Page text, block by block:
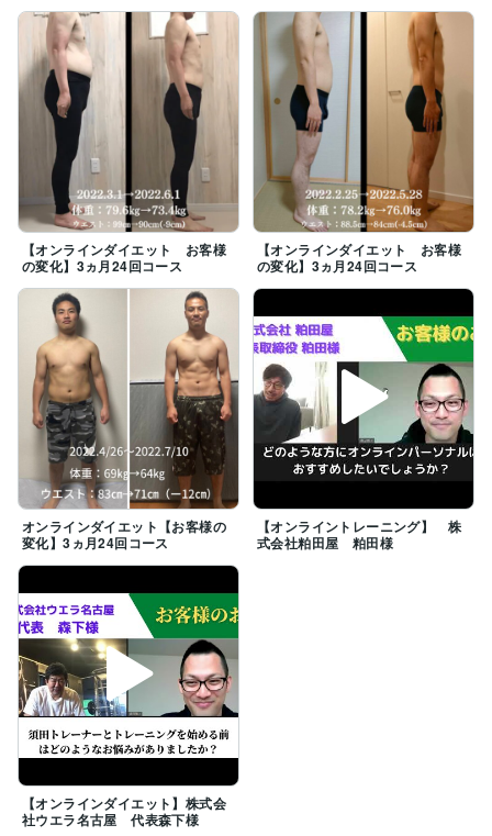
【オンラインダイエット お客様
の変化】3ヵ月24回コース
【オンラインダイエット お客様
の変化】3ヵ月24回コース
オンラインダイエット【お客様の
変化】3ヵ月24回コース
【オンライントレーニング】 株
式会社粕田屋 粕田様
【オンラインダイエット】株式会
社ウエラ名古屋 代表森下様